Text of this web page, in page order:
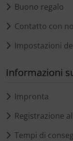
Buono regalo
Contatto con
Impostazioni
Informazioni
Impronta
Registrazione
Tempi di